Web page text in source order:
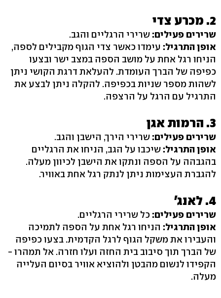
2. מכרע צדי
שרירים פעילים: שרירי הרגליים והגב.
אופן התרגיל: עימדו כאשר צדי הגוף מקבילים לספה,
הניחו רגל אחת על מושב הספה במצב ישר ובצעו
כפיפה של הברך העומדת. להעלאת דרגת הקושי ניתן
לשהות מספר שניות בכפיפה. להקלה ניתן לבצע את
התרגיל עם הרגל על הרצפה.
3. הרמות אגן
שרירים פעילים: שרירי הירך, הישבן והגב.
אופן התרגיל: שיכבו על הגב, הניחו את הרגליים
בהגבהה על הספה ונתקו את הישבן לכיוון מעלה.
להגברת העצימות ניתן לנתק רגל אחת באוויר.
4. לאנג'
שרירים פעילים: כל שרירי הרגליים.
אופן התרגיל: הניחו רגל אחת על הספה לתמיכה
והעבירו את משקל הגוף לרגל הקדמית. בצעו כפיפה
של הברך תוך סיבוב בית החזה ועלו חזרה. אל תמהרו -
הקפידו לנשום מהבטן ולהוציא אוויר בסיום העלייה
מעלה.